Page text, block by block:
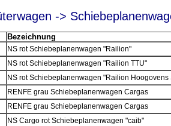
->
Bezeichnung
NS rot Schiebeplanenwagen "Railion"
NS rot Schiebeplanenwagen "Railion TTU"
NS rot Schiebeplanenwagen "Railion Hoogovens
RENFE grau Schiebeplanenwagen Cargas
RENFE grau Schiebeplanenwagen Cargas
NS Cargo rot Schiebeplanenwagen "caib"